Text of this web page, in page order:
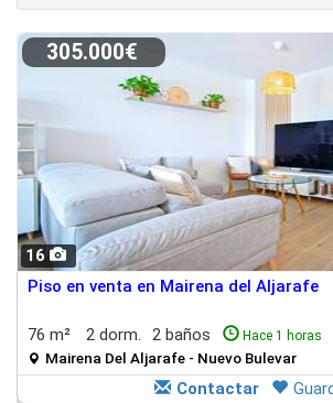
16
305.000€
Piso en venta en Mairena del Aljarafe
76 m² 2 dorm. 2 baños Hace 1 horas
Mairena Del Aljarafe - Nuevo Bulevar
Contactar